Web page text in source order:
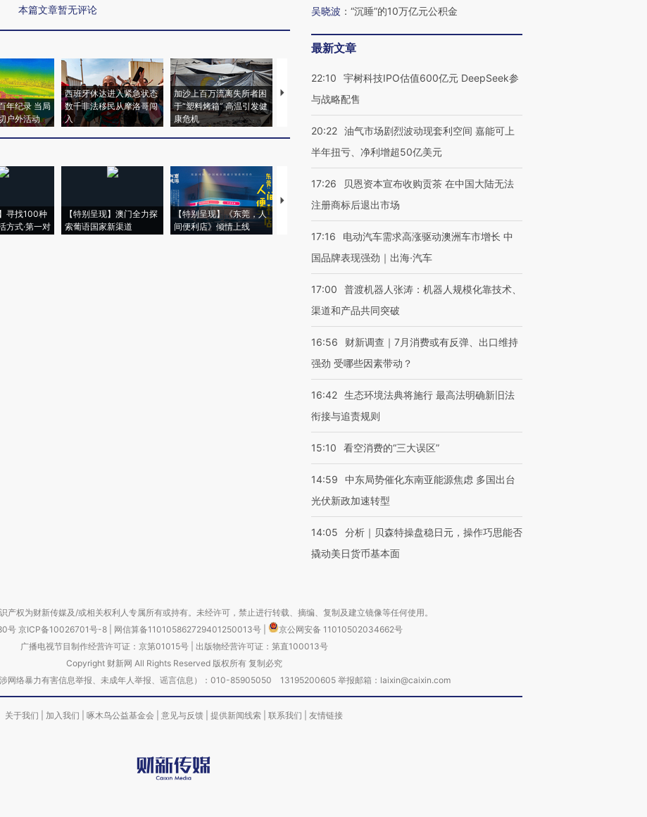
本篇文章暂无评论
年纪录 当局
户外活动
西班牙休达进入紧急状态
数千非法移民从摩洛哥闯
入
加沙上百万流离失所者困
于“塑料烤箱” 高温引发健
康危机
视线｜HYROX的吸金
术：是什么让中产们甘
心“花钱找虐”？
毒品
育部长拱下台
寻找100种
方式·第一对
【特别呈现】澳门全力探
索葡语国家新渠道
【特别呈现】《东莞，人
间便利店》倾情上线
【推广】走进第四届链博
吴晓波 ： “沉睡”的10万亿元公积金
最新文章
22:10
宇树科技IPO估值600亿元 DeepSeek参
与战略配售
20:22 油气市场剧烈波动现套利空间 嘉能可上
半年扭亏、净利增超50亿美元
17:26
贝恩资本宣布收购贡茶 在中国大陆无法
注册商标后退出市场
17:16
电动汽车需求高涨驱动澳洲车市增长 中
国品牌表现强劲｜出海·汽车
17:00
普渡机器人张涛：机器人规模化靠技术、
渠道和产品共同突破
16:56
财新调查｜7月消费或有反弹、出口维持
强劲 受哪些因素带动？
16:42 生态环境法典将施行 最高法明确新旧法
衔接与追责规则
15:10 看空消费的“三大误区”
14:59
中东局势催化东南亚能源焦虑 多国出台
光伏新政加速转型
14:05
分析｜贝森特操盘稳日元，操作巧思能否
撬动美日货币基本面
产权为财新传媒及/或相关权利人专属所有或持有。未经许可，禁止进行转载、摘编、复制及建立镜像等任何使用。
号京ICP备10026701号-8 网信算备110105862729401250013号
京公网安备 11010502034662号
广播电视节目制作经营许可证：京第01015号| 出版物经营许可证：第直100013号
Copyright 财新网 All Rights Reserved 版权所有 复制必究
网络暴力有害信息举报、未成年人举报、谣言信息）：010-85905050 13195200605 举报邮箱：laixin@caixin.com
关于我们 加入我们 啄木鸟公益基金会 意见与反馈 提供新闻线索 联系我们 友情链接